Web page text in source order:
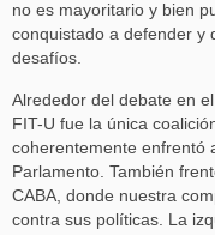
no es mayoritario y bien
conquistado a defender y
desafíos.
Alrededor del debate en
FIT-U fue la única
coherentemente enfrentó
Parlamento. También
CABA, donde nuestra
contra sus políticas. La